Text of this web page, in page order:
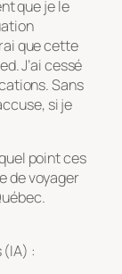
que je le
que cette
J’ai cessé
Sans
si je
point ces
de voyager
: